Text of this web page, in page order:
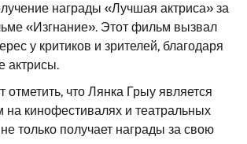
награды «Лучшая актриса» за
«Изгнание». Этот фильм вызвал
у критиков и зрителей, благодаря
актрисы.
отметить, что Лянка Грыу является
на кинофестивалях и театральных
только получает награды за свою